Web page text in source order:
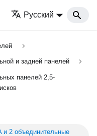
Русский
и задней панелей
панелей 2,5-
и 2 объединительные